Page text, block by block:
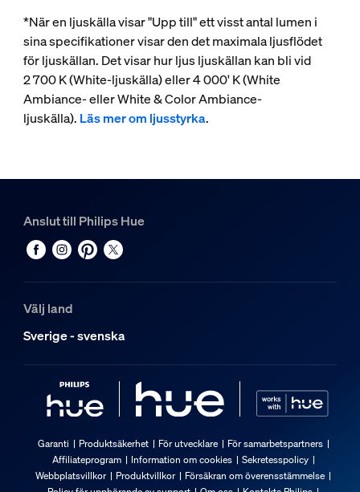
*När en ljuskälla visar "Upp till" ett visst antal lumen i
sina specifikationer visar den det maximala ljusflödet
för ljuskällan. Det visar hur ljus ljuskällan kan bli vid
2 700 K (White-ljuskälla) eller 4 000' K (White
Ambiance- eller White & Color Ambiance-
ljuskälla). Läs mer om ljusstyrka.
Anslut till Philips Hue
Välj land
Sverige - svenska
Garanti Produktsäkerhet För utvecklare
För samarbetspartners
Affiliateprogram
Information om cookies
Sekretesspolicy
Webbplatsvillkor
Produktvillkor
Försäkran om överensstämmelse